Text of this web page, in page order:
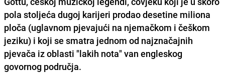
pola stoljeća dugoj karijeri prodao desetine miliona
ploča (uglavnom pjevajući na njemačkom i češkom
jeziku) i koji se smatra jednom od najznačajnih
pjevača iz oblasti "lakih nota" van engleskog
govornog područja.